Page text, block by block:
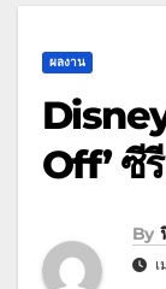
ผลงาน
Off’ ซี
By